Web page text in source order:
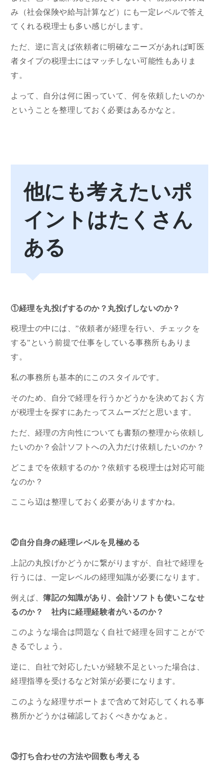
み（社会保険や給与計算など）にも一定レベルで答え
てくれる税理士も多い感じがします。
ただ、逆に言えば依頼者に明確なニーズがあれば町医
者タイプの税理士にはマッチしない可能性もありま
す。
よって、自分は何に困っていて、何を依頼したいのか
ということを整理しておく必要はあるかなと。
他にも考えたいポ
イントはたくさん
ある
①経理を丸投げするのか？丸投げしないのか？
税理士の中には、”依頼者が経理を行い、チェックを
する”という前提で仕事をしている事務所もありま
す。
私の事務所も基本的にこのスタイルです。
そのため、自分で経理を行うかどうかを決めておく方
が税理士を探すにあたってスムーズだと思います。
ただ、経理の方向性についても書類の整理から依頼し
たいのか？会計ソフトへの入力だけ依頼したいのか？
どこまでを依頼するのか？依頼する税理士は対応可能
なのか？
ここら辺は整理しておく必要がありますかね。
②自分自身の経理レベルを見極める
上記の丸投げかどうかに繋がりますが、自社で経理を
行うには、一定レベルの経理知識が必要になります。
例えば、簿記の知識があり、会計ソフトも使いこなせ
るのか？ 社内に経理経験者がいるのか？
このような場合は問題なく自社で経理を回すことがで
きるでしょう。
逆に、
自社で対応したいが経験不足といった場合は、
経理指導を受けるなど対策が必要になります。
このような経理サポートまで含めて対応してくれる事
務所かどうかは確認しておくべきかなぁと。
③打ち合わせの方法や回数も考える